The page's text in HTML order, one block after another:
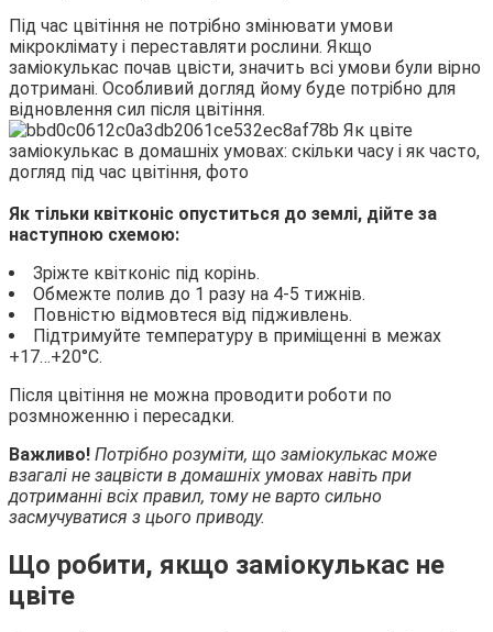
Під час цвітіння не потрібно змінювати умови
мікроклімату і переставляти рослини. Якщо
заміокулькас почав цвісти, значить всі умови були вірно
дотримані. Особливий догляд йому буде потрібно для
відновлення сил після цвітіння.
Як тільки квітконіс опуститься до землі, дійте за
наступною схемою:
Зріжте квітконіс під корінь.
Обмежте полив до 1 разу на 4-5 тижнів.
Повністю відмовтеся від підживлень.
Підтримуйте температуру в приміщенні в межах
+17…+20°С.
Після цвітіння не можна проводити роботи по
розмноженню і пересадки.
Важливо! Потрібно розуміти, що заміокулькас може
взагалі не зацвісти в домашніх умовах навіть при
дотриманні всіх правил, тому не варто сильно
засмучуватися з цього приводу.
Що робити, якщо заміокулькас не
цвіте